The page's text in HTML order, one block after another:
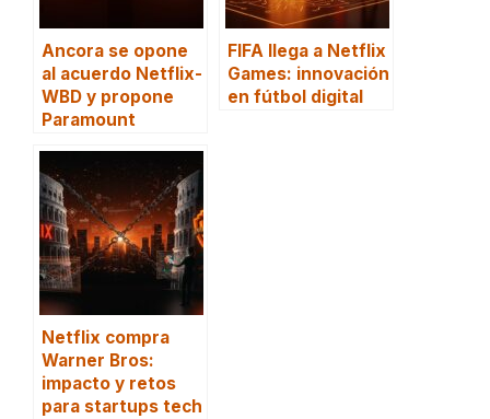
Ancora se opone
al acuerdo Netflix-
WBD y propone
Paramount
FIFA llega a Netflix
Games: innovación
en fútbol digital
Netflix compra
Warner Bros:
impacto y retos
para startups tech